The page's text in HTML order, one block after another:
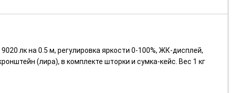
лк на 0.5 м, регулировка яркости 0-100%, ЖК-дисплей,
(лира), в комплекте шторки и сумка-кейс. Вес 1 кг